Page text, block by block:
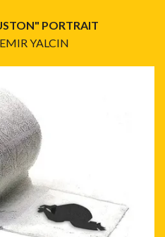
PORTRAIT
YALCIN